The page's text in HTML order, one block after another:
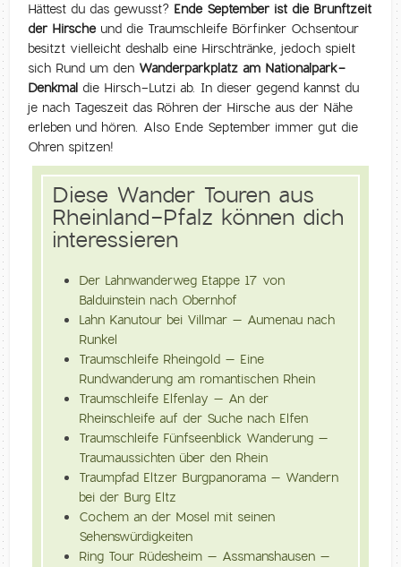
Hättest du das gewusst? Ende September ist die Brunftzeit
der Hirscheund die Traumschleife Börfinker Ochsentour
besitzt vielleicht deshalb eine Hirschtränke, jedoch spielt
sich Rund um den Wanderparkplatz am Nationalpark-
Denkmal die Hirsch-Lutzi ab. In dieser gegend kannst du
je nach Tageszeit das Röhren der Hirsche aus der Nähe
erleben und hören. Also Ende September immer gut die
Ohren spitzen!
Diese Wander Touren aus
Rheinland-Pfalz können dich
interessieren
Der Lahnwanderweg Etappe 17 von
Balduinstein nach Obernhof
Lahn Kanutour bei Villmar – Aumenau nach
Runkel
Traumschleife Rheingold – Eine
Rundwanderung am romantischen Rhein
Traumschleife Elfenlay – An der
Rheinschleife auf der Suche nach Elfen
Traumschleife Fünfseenblick Wanderung –
Traumaussichten über den Rhein
Traumpfad Eltzer Burgpanorama – Wandern
bei der Burg Eltz
Cochem an der Mosel mit seinen
Sehenswürdigkeiten
Ring Tour Rüdesheim – Assmanshausen –